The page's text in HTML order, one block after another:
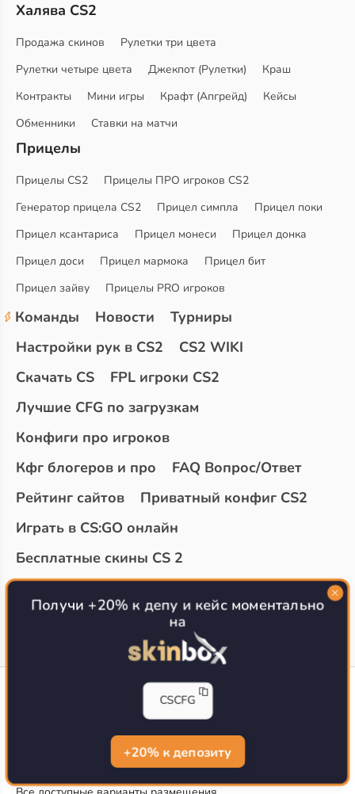
Халява CS2
Продажа скинов
Рулетки три цвета
Рулетки четыре цвета
Джекпот (Рулетки)
Краш
Контракты
Мини игры Крафт (Апгрейд)
Кейсы
Обменники
Ставки на матчи
Прицелы
Прицелы CS2
Прицелы ПРО игроков CS2
Генератор прицела CS2
Прицел симпла
Прицел поки
Прицел ксантариса
Прицел монеси
Прицел донка
Прицел доси
Прицел мармока
Прицел бит
Прицел зайву
Прицелы PRO игроков
Команды Новости
Турниры
Настройки рук в CS2
CS2 WIKI
Скачать CS
FPL игроки CS2
Лучшие CFG по загрузкам
Конфиги про игроков
Кфг блогеров и про
FAQ Вопрос/Ответ
Рейтинг сайтов
Приватный конфиг CS2
Играть в CS:GO онлайн
Бесплатные скины CS 2
Топ сайтов с халявой КС 2
О проекте
CS-CONFIG.com © 2020-2026 г.
Политика конфиденциальности
РЕКЛАМА НА САЙТЕ
Получи +20% к депу и кейс моментально
на
CSCFG
+20% к депозиту